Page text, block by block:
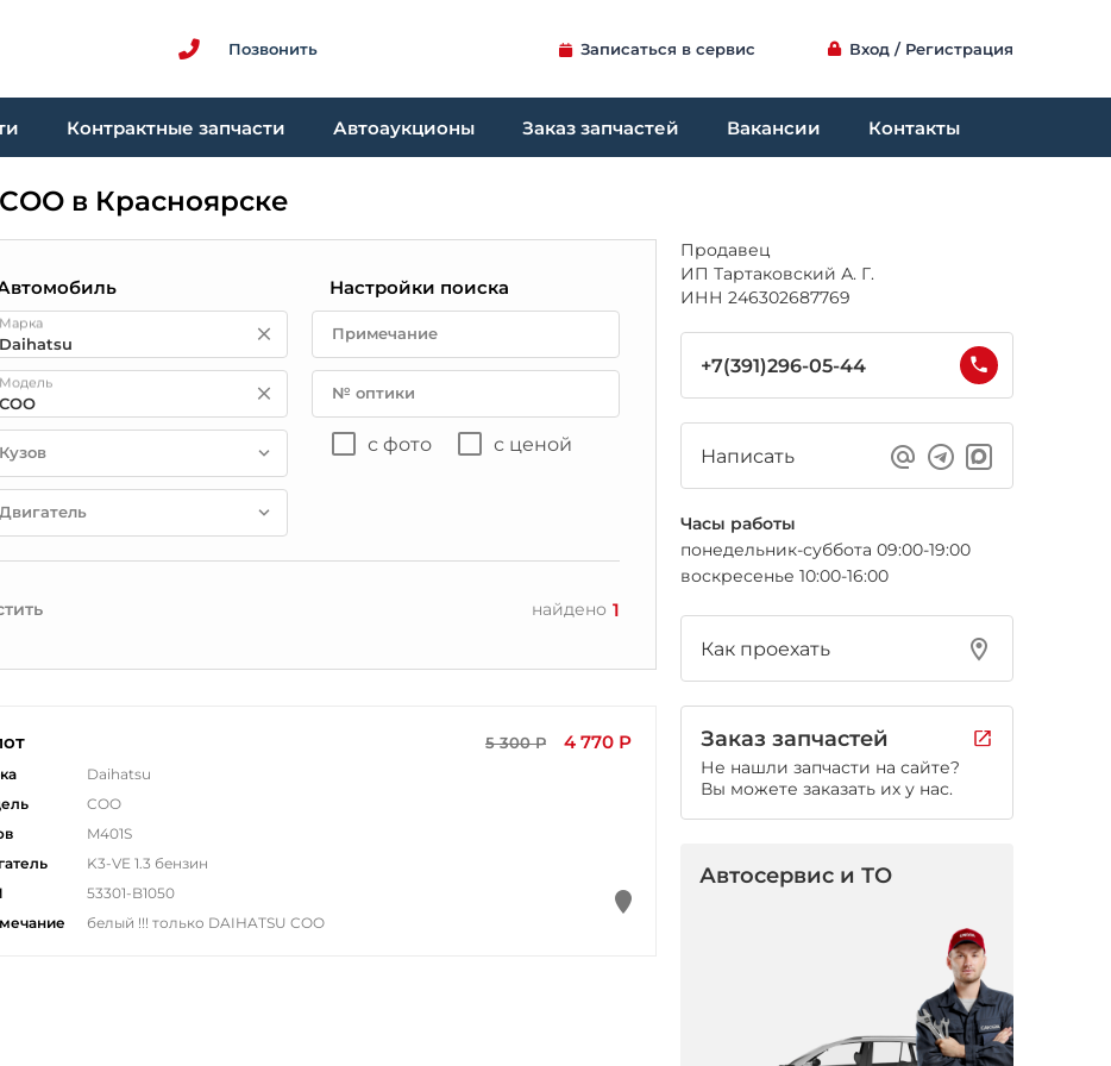
Позвонить Записаться в сервис Вход / Регистрация
Контрактные запчасти Автоаукционы Заказ запчастей Вакансии Контакты
в Красноярске
Марка
Модель
Кузов
Двигатель
Настройки поиска
Примечание
№ оптики
с фото с ценой
найдено 1
5 300 Р 4 770 Р
Daihatsu
COO
M401S
K3-VE 1.3 бензин
53301-B1050
белый !!! только DAIHATSU COO
Продавец
ИП Тартаковский А. Г.
ИНН 246302687769
+7(391)296-05-44
Написать
Часы работы
понедельник-суббота 09:00-19:00
воскресенье 10:00-16:00
Как проехать
Заказ запчастей
Не нашли запчасти на сайте?
Вы можете заказать их у нас.
Автосервис и ТО